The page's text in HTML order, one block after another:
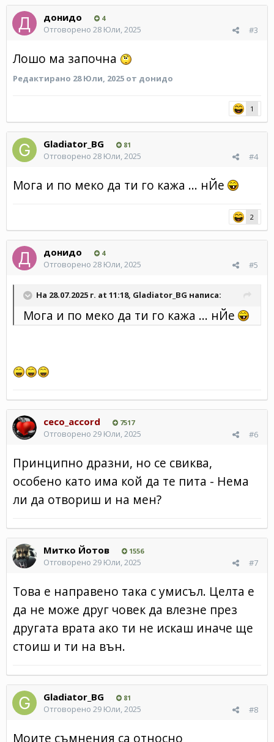
донидо 4
#3
Отговорено 28 Юли, 2025
Лошо ма започна
Редактирано 28 Юли, 2025 от донидо
1
Gladiator_BG 81
#4
Отговорено 28 Юли, 2025
Мога и по меко да ти го кажа ... нЙе
2
донидо 4
#5
Отговорено 28 Юли, 2025
На 28.07.2025 г. at 11:18, Gladiator_BG написа:
Мога и по меко да ти го кажа ... нЙе
ceco_accord 7517
#6
Отговорено 29 Юли, 2025
Принципно дразни, но се свиква,
особено като има кой да те пита - Нема
ли да отвориш и на мен?
Митко Йотов 1556
#7
Отговорено 29 Юли, 2025
Това е направено така с умисъл. Целта е
да не може друг човек да влезне през
другата врата ако ти не искаш иначе ще
стоиш и ти на вън.
Gladiator_BG 81
#8
Отговорено 29 Юли, 2025
Моите съмнения са относно